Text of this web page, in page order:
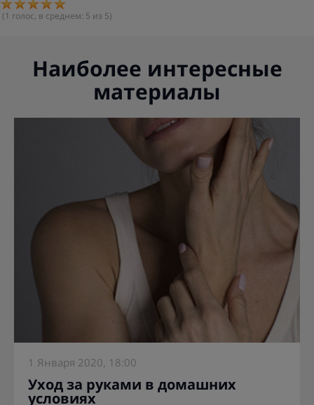
(1 голос, в среднем: 5 из 5)
Наиболее интересные
материалы
1 Января 2020, 18:00
Уход за руками в домашних
условиях